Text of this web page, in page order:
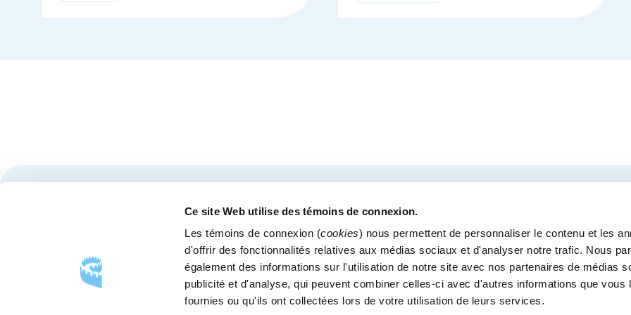
Ce site Web utilise des témoins de connexion.
Les témoins de connexion (cookies) nous permettent de personnaliser le contenu et les
d'offrir des fonctionnalités relatives aux médias sociaux et d'analyser notre trafic. Nous
également des informations sur l'utilisation de notre site avec nos partenaires de médias
publicité et d'analyse, qui peuvent combiner celles-ci avec d'autres informations que vous
fournies ou qu'ils ont collectées lors de votre utilisation de leurs services.
MÉDIASBLOGUE POLITIQUE DE